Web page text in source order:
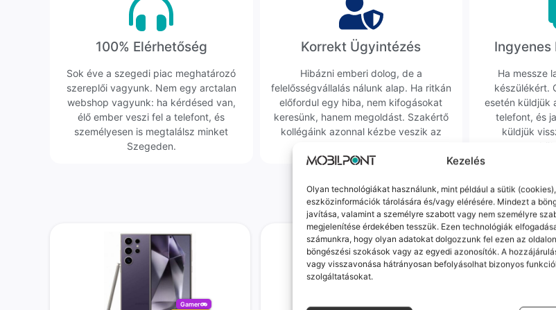
Kezelés
Olyan technológiákat használunk, mint például a sütik
eszközinformációk tárolására és/vagy elérésére. Mindezt a
javítása, valamint a személyre szabott vagy nem személyre
megjelenítése érdekében tesszük. Ezen technológiák
számunkra, hogy olyan adatokat dolgozzunk fel ezen az
böngészési szokások vagy az egyedi azonosítók. A
vagy visszavonása hátrányosan befolyásolhat bizonyos
szolgáltatásokat.
100% Elérhetőség
Sok éve a szegedi piac meghatározó
szereplői vagyunk. Nem egy arctalan
webshop vagyunk: ha kérdésed van,
élő ember veszi fel a telefont, és
személyesen is megtalálsz minket
Szegeden.
Korrekt Ügyintézés
Hibázni emberi dolog, de a
felelősségvállalás nálunk alap. Ha ritkán
előfordul egy hiba, nem kifogásokat
keresünk, hanem megoldást. Szakértő
kollégáink azonnal kézbe veszik az
Ingyenes
Ha messze
készülékért.
esetén küldjük
telefont, és
küldjük
Mások ezeket is
Gamer
5 000 Ft